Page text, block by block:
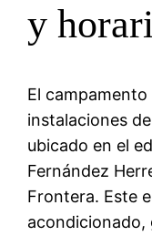
y
El
instalaciones
ubicado en el
Fernández
Frontera. Este
acondicionado,